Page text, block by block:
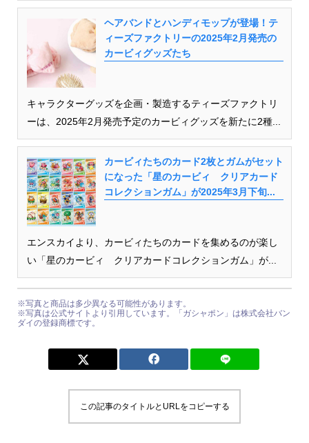
ヘアバンドとハンディモップが登場！テ
ィーズファクトリーの2025年2月発売の
カービィグッズたち
キャラクターグッズを企画・製造するティーズファクトリ
ーは、2025年2月発売予定のカービィグッズを新たに2種...
カービィたちのカード2枚とガムがセット
になった「星のカービィ クリアカード
コレクションガム」が2025年3月下旬...
エンスカイより、カービィたちのカードを集めるのが楽し
い「星のカービィ クリアカードコレクションガム」が...
※写真と商品は多少異なる可能性があります。
※写真は公式サイトより引用しています。「ガシャポン」は株式会社バン
ダイの登録商標です。
この記事のタイトルとURLをコピーする